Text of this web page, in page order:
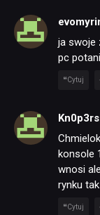
ja swoje
pc
Cytuj
Kn0p3rs
konsole
wnosi
rynku
Cytuj